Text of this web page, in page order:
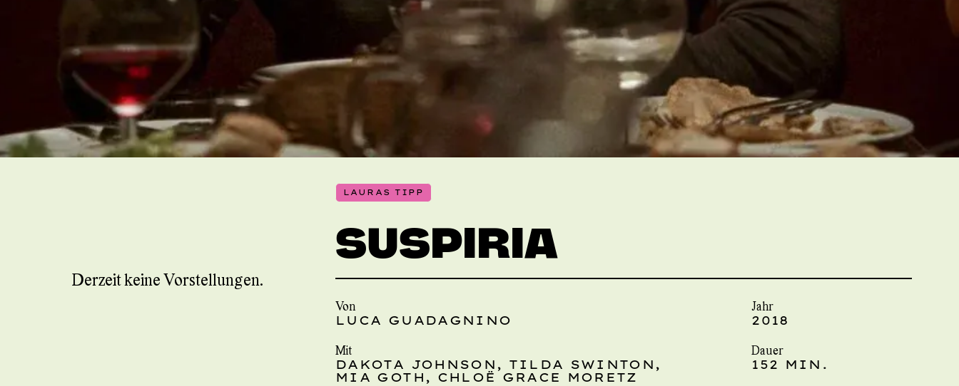
Derzeit keine Vorstellungen.
LAURAS TIPP
SUSPIRIA
Von
LUCA GUADAGNINO
Mit
DAKOTA JOHNSON, TILDA SWINTON,
MIA GOTH, CHLOË GRACE MORETZ
Jahr
2018
Dauer
152 MIN.